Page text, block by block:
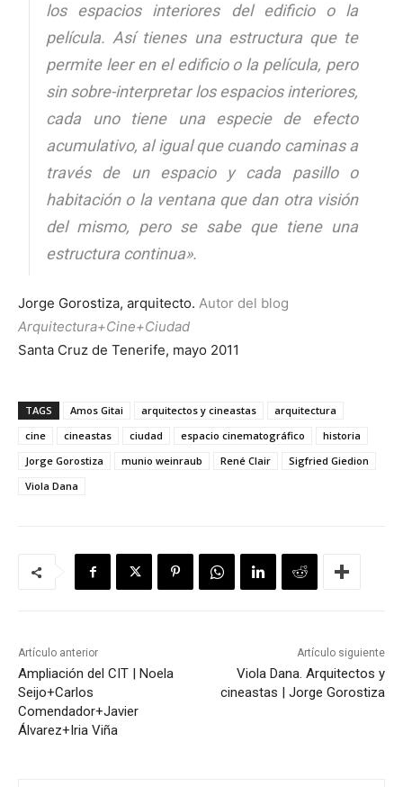
los espacios interiores del edificio o la
película. Así tienes una estructura que te
permite leer en el edificio o la película, pero
sin sobre-interpretar los espacios interiores,
cada uno tiene una especie de efecto
acumulativo, al igual que cuando caminas a
través de un espacio y cada pasillo o
habitación o la ventana que dan otra visión
del mismo, pero se sabe que tiene una
estructura continua».
Jorge Gorostiza, arquitecto. Autor del blog
Arquitectura+Cine+Ciudad
Santa Cruz de Tenerife, mayo 2011
TAGS Amos Gitai arquitectos y cineastas
arquitectura
cine
cineastas ciudad espacio cinematográfico
historia
Jorge Gorostiza
munio weinraub René Clair
Sigfried Giedion
Viola Dana
Artículo anterior
Ampliación del CIT | Noela
Seijo+Carlos
Comendador+Javier
Álvarez+Iria Viña
Artículo siguiente
Viola Dana. Arquitectos y
cineastas | Jorge Gorostiza